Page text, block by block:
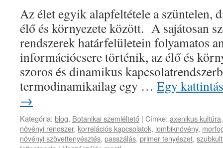
Az élet egyik alapfeltétele a szüntelen,
élő és környezete között. A sajátosan
rendszerek határfelületein folyamatos
információcsere történik, az élő és
szoros és dinamikus
termodinamikailag egy … Egy
→
Kategória: blog, Botanikai szemléltető | Címke: axenikus kultúra
növényi rendszer, korrelációs kapcsolatok, lombiknövény,
növényi szövettenyésztés, passzálás, primer tenyészet,